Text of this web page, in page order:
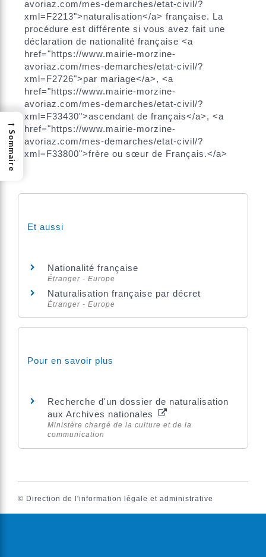
avoriaz.com/mes-demarches/etat-civil/?
xml=F2213">naturalisation</a> française. La
procédure est différente si vous avez fait une
déclaration de nationalité française <a
href="https://www.mairie-morzine-
avoriaz.com/mes-demarches/etat-civil/?
xml=F2726">par mariage</a>, <a
href="https://www.mairie-morzine-
avoriaz.com/mes-demarches/etat-civil/?
xml=F33430">ascendant de français</a>, <a
href="https://www.mairie-morzine-
avoriaz.com/mes-demarches/etat-civil/?
xml=F33800">frère ou sœur de Français.</a>
Et aussi
Nationalité française
Étranger - Europe
Naturalisation française par décret
Étranger - Europe
Pour en savoir plus
Recherche d'un dossier de naturalisation
aux Archives nationales
Ministère chargé de la culture et de la
communication
© Direction de l'information légale et administrative
→
Sommaire